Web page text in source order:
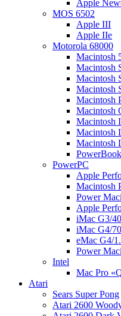
Apple
MOS 6502
Apple III
Apple IIe
Motorola 68000
Macintosh
Macintosh
Macintosh
Macintosh
Macintosh
Macintosh
Macintosh
Macintosh
Macintosh
PowerPC
Apple
Macintosh
Power
Apple
iMac G3/
iMac G4/
eMac G4/
Power
Intel
Mac Pro
Atari
Sears Super Pong
Atari 2600